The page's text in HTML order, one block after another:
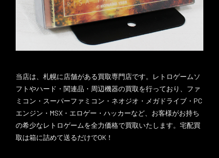
当店は、札幌に店舗がある買取専門店です。レトロゲームソ
フトやハード・関連品・周辺機器の買取を行っており、ファ
ミコン・スーパーファミコン・ネオジオ・メガドライブ・PC
エンジン・MSX・エロゲー・ハッカーなど、お客様がお持ち
の希少なレトロゲームを全力価格で買取いたします。宅配買
取は箱に詰めて送るだけでOK！